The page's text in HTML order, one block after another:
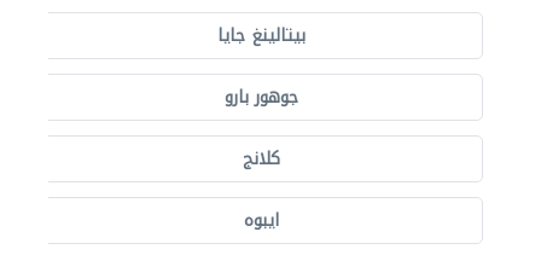
بيتالينغ جايا
جوهور بارو
كلانج
ايبوه